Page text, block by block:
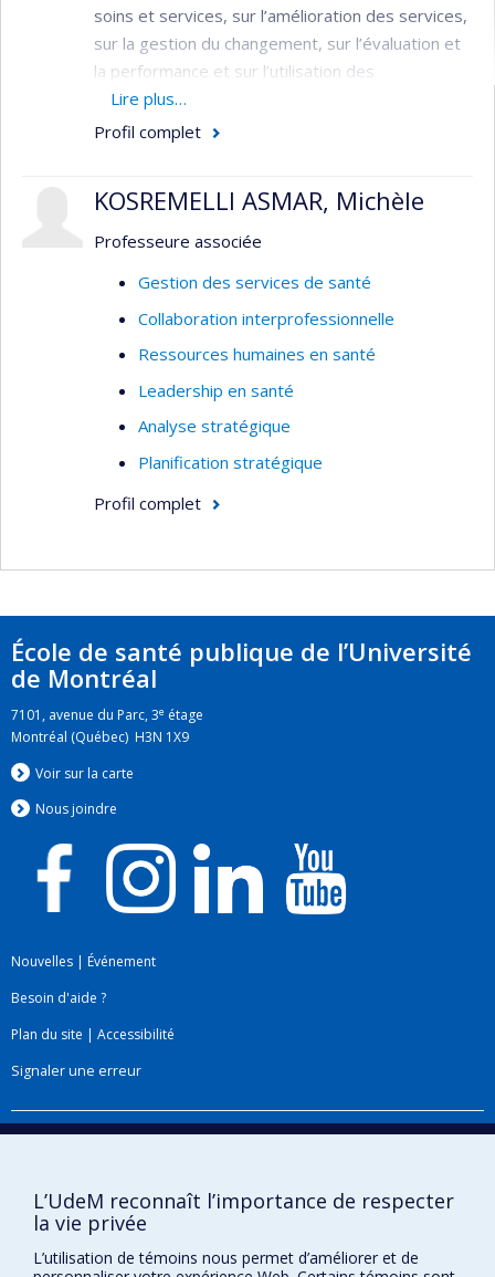
soins et services, sur l’amélioration des services,
sur la gestion du changement, sur l’évaluation et
la performance et sur l’utilisation des
connaissances.
Domaines : Médecine sociale et préventive
santé
Méthodologies : Évaluative –
Lire plus…
Profil complet
KOSREMELLI ASMAR, Michèle
Professeure associée
Gestion des services de santé
Collaboration interprofessionnelle
Ressources humaines en santé
Leadership en santé
Analyse stratégique
Planification stratégique
Profil complet
École de santé publique de l’Université
de Montréal
7101, avenue du Parc, 3e étage
Montréal (Québec) H3N 1X9
Voir sur la carte
Nous joindre
Nouvelles | Événement
Besoin d'aide ?
Plan du site | Accessibilité
Signaler une erreur
L’UdeM reconnaît l’importance de respecter
la vie privée
L’utilisation de témoins nous permet d’améliorer et de